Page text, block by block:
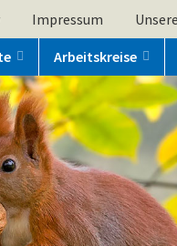
Impressum
Arbeitskreise